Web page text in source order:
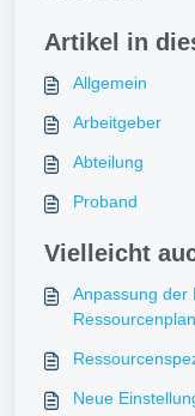
Artikel in
Allgemein
Arbeitgeber
Abteilung
Proband
Vielleicht
Anpassung der
Neue